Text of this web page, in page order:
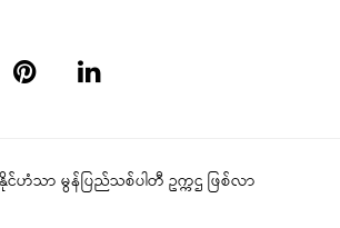
နိုင်ဟံသာ မွန်ပြည်သစ်ပါတီ ဥက္ကဌ ဖြစ်လာ